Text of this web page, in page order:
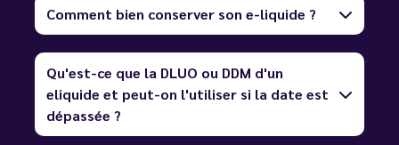
Comment bien conserver son e-liquide ?
Qu'est-ce que la DLUO ou DDM d'un
eliquide et peut-on l'utiliser si la date est
dépassée ?